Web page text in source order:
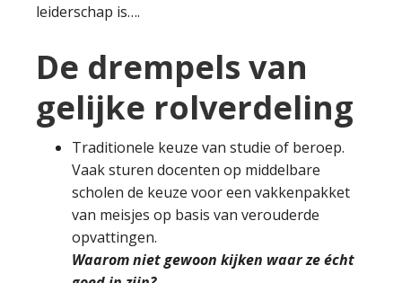
leiderschap is….
De drempels van
gelijke rolverdeling
Traditionele keuze van studie of beroep.
Vaak sturen docenten op middelbare
scholen de keuze voor een vakkenpakket
van meisjes op basis van verouderde
opvattingen.
Waarom niet gewoon kijken waar ze écht